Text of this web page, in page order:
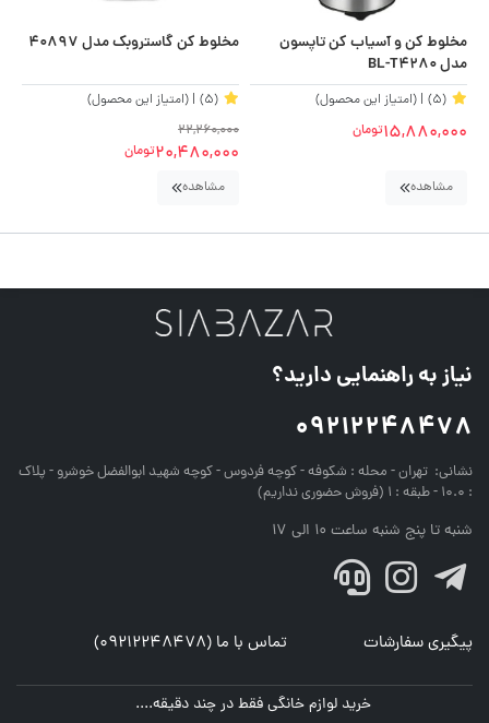
مخلوط کن و آسیاب کن تاپسون
مدل BL-T4280
(5) | (امتیاز این محصول)
15,880,000تومان
مشاهده
مخلوط کن گاستروبک مدل 40897
(5)
| (امتیاز این محصول)
22,260,000
20,480,000تومان
مشاهده
نیاز به راهنمایی دارید؟
09212248478
نشانی: تهران - محله : شکوفه - کوچه فردوس - کوچه شهید ابوالفضل خوشرو - پلاک
: 10.0 - طبقه : 1 (فروش حضوری نداریم)
شنبه تا پنج شنبه ساعت 10 الی 17
پیگیری سفارشات تماس با ما (09212248478)
خرید لوازم خانگی فقط در چند دقیقه....